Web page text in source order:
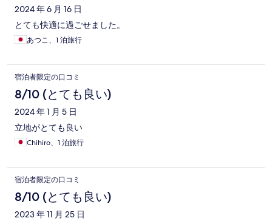
2024 年 6 月 16 日
とても快適に過ごせました。
あつこ、1 泊旅行
宿泊者限定の口コミ
8/10 (とても良い)
2024 年 1 月 5 日
立地がとても良い
Chihiro、1 泊旅行
宿泊者限定の口コミ
8/10 (とても良い)
2023 年 11 月 25 日